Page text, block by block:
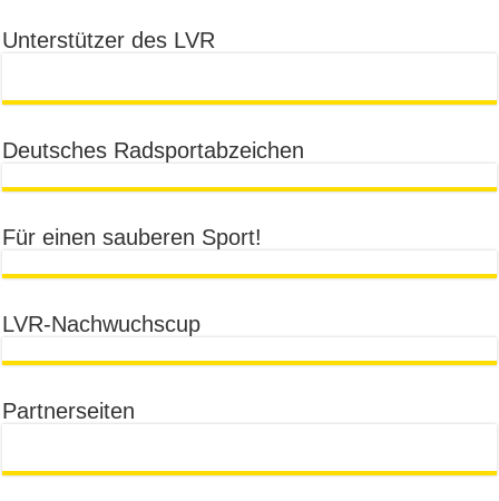
Unterstützer des LVR
Deutsches Radsportabzeichen
Für einen sauberen Sport!
LVR-Nachwuchscup
Partnerseiten